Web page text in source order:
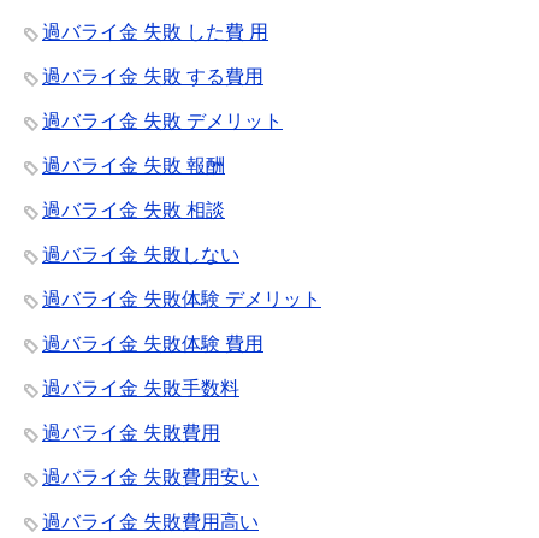
過バライ金 失敗 した費 用
過バライ金 失敗 する費用
過バライ金 失敗 デメリット
過バライ金 失敗 報酬
過バライ金 失敗 相談
過バライ金 失敗しない
過バライ金 失敗体験 デメリット
過バライ金 失敗体験 費用
過バライ金 失敗手数料
過バライ金 失敗費用
過バライ金 失敗費用安い
過バライ金 失敗費用高い